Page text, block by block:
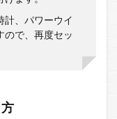
計、パワーウイ
ので、再度セッ